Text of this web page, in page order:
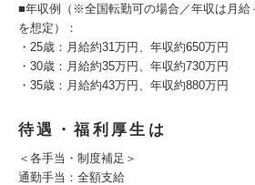
■年収例（※全国転勤可の場合／年収は月給
を想定）：
・25歳：月給約31万円、年収約650万円
・30歳：月給約35万円、年収約730万円
・35歳：月給約43万円、年収約880万円
待遇・福利厚生は
＜各手当・制度補足＞
通勤手当：全額支給